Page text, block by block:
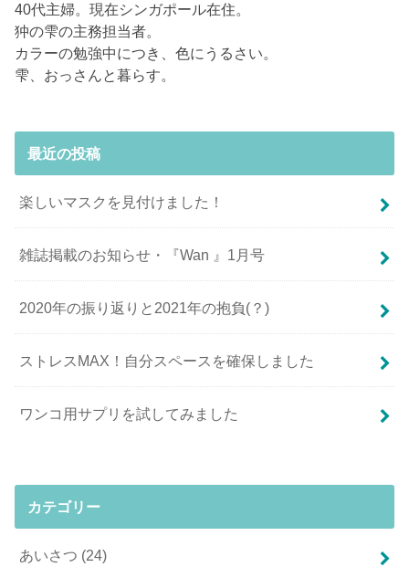
40代主婦。現在シンガポール在住。
狆の雫の主務担当者。
カラーの勉強中につき、色にうるさい。
雫、おっさんと暮らす。
最近の投稿
楽しいマスクを見付けました！
雑誌掲載のお知らせ・『Wan 』1月号
2020年の振り返りと2021年の抱負(？)
ストレスMAX！自分スペースを確保しました
ワンコ用サプリを試してみました
カテゴリー
あいさつ (24)